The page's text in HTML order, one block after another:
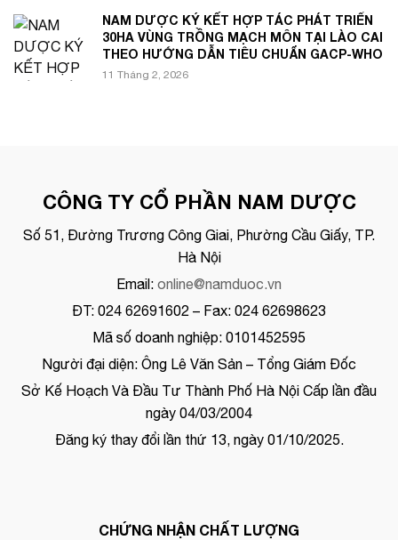
NAM DƯỢC KÝ KẾT HỢP TÁC PHÁT TRIỂN
30HA VÙNG TRỒNG MẠCH MÔN TẠI LÀO CAI
THEO HƯỚNG DẪN TIÊU CHUẨN GACP-WHO
11 Tháng 2, 2026
CÔNG TY CỔ PHẦN NAM DƯỢC
Số 51, Đường Trương Công Giai, Phường Cầu Giấy, TP.
Hà Nội
Email: online@namduoc.vn
ĐT: 024 62691602 – Fax: 024 62698623
Mã số doanh nghiệp: 0101452595
Người đại diện: Ông Lê Văn Sản – Tổng Giám Đốc
Sở Kế Hoạch Và Đầu Tư Thành Phố Hà Nội Cấp lần đầu
ngày 04/03/2004
Đăng ký thay đổi lần thứ 13, ngày 01/10/2025.
CHỨNG NHẬN CHẤT LƯỢNG